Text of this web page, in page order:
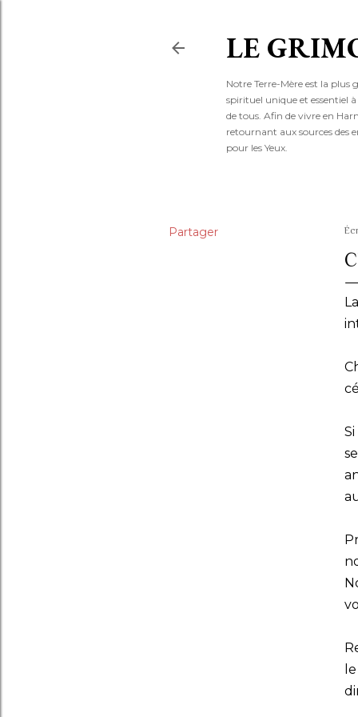
LE
Notre Terre-Mère est la plus
spirituel unique et essentiel
de tous. Afin de vivre en
retournant aux sources des
pour les Yeux.
Partager